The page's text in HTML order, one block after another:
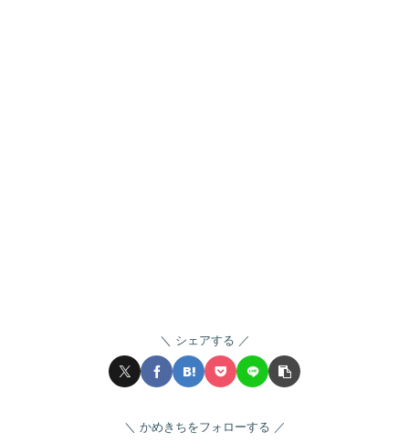
シェアする
かめきちをフォローする